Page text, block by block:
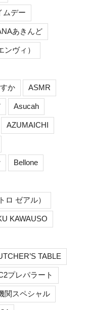
ムデー
あきんど
ヴィ）
か ASMR
Asucah
AZUMAICHI
Bellone
ロ ゼアル）
KAWAUSO
TABLE
プレパラート
関スペシャル